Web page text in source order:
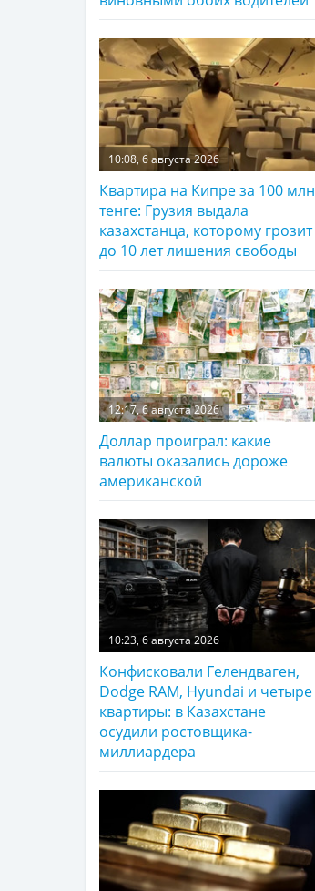
10:08, 6 августа 2026
Квартира на Кипре за 100 млн
тенге: Грузия выдала
казахстанца, которому грозит
до 10 лет лишения свободы
12:17, 6 августа 2026
Доллар проиграл: какие
валюты оказались дороже
американской
10:23, 6 августа 2026
Конфисковали Гелендваген,
Dodge RAM, Hyundai и четыре
квартиры: в Казахстане
осудили ростовщика-
миллиардера